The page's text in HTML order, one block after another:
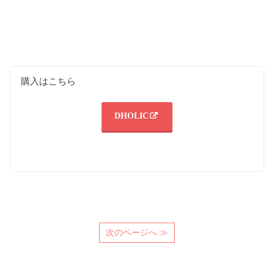
購入はこちら
DHOLIC
次のページへ ≫